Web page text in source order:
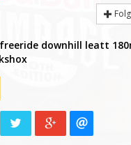
freeride downhill leatt